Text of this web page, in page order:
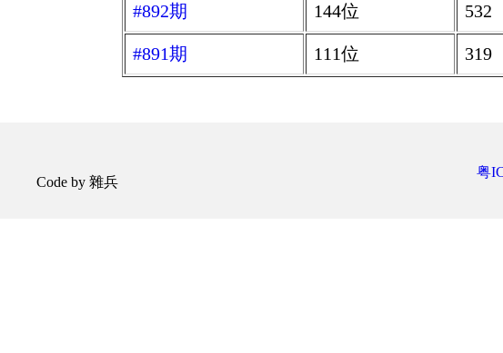
#892期 144位 532
#891期 111位 319
Code by 雜兵
粤